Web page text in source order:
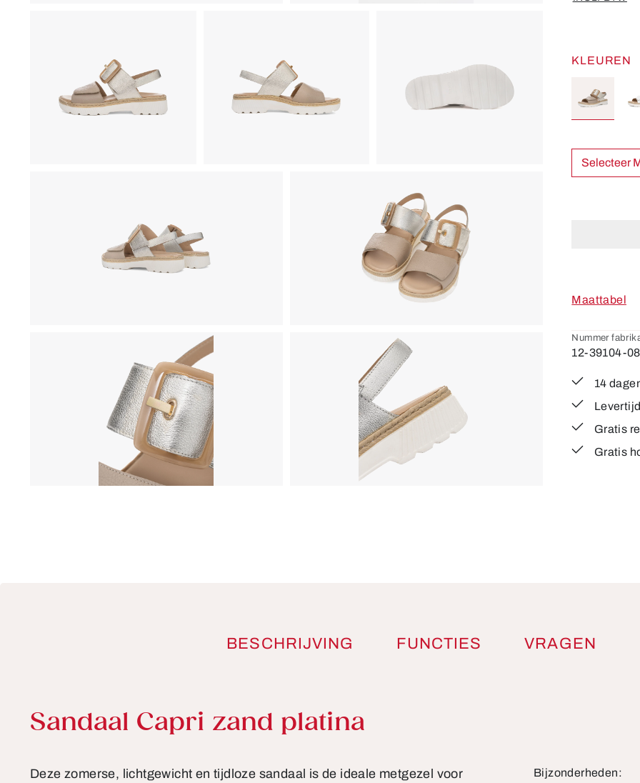
KLEUREN
Maattabel
Nummer
12-39104-08
14
Gratis
Gratis
BESCHRIJVING FUNCTIES VRAGEN
Productinformatie
Sandaal Capri zand platina
Deze zomerse, lichtgewicht en tijdloze sandaal is de ideale metgezel voor
Bijzonderheden: